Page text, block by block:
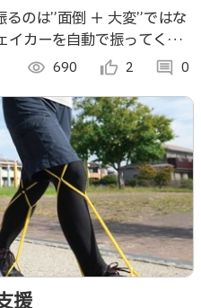
のは”面倒 ＋ 大変”ではな
イカーを自動で振ってくれ
にLINE Bot から制御を行う
visibility 690 thumb_up_alt 2 comment 0
援